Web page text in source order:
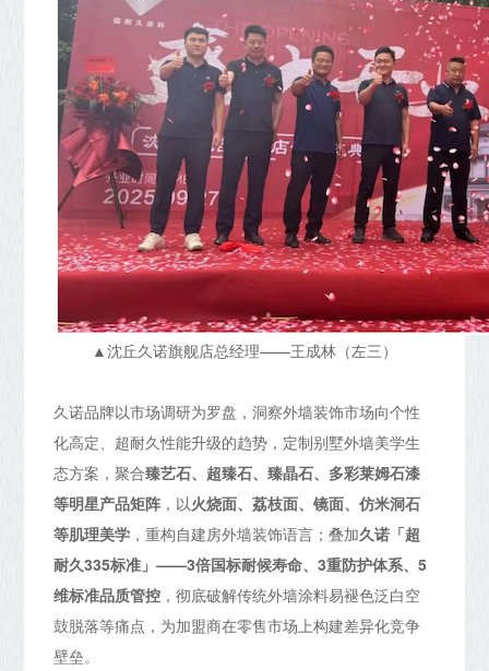
▲沈丘久诺旗舰店总经理——王成林（左三）
久诺品牌以市场调研为罗盘，洞察外墙装饰市场向个性
化高定、超耐久性能升级的趋势，定制别墅外墙美学生
态方案，聚合臻艺石、超臻石、臻晶石、多彩莱姆石漆
等明星产品矩阵 ，以火烧面、荔枝面、镜面、仿米洞石
等肌理美学 ，重构自建房外墙装饰语言；叠加久诺「超
耐久335标准」——3倍国标耐候寿命、3重防护体系、5
维标准品质管控 ，彻底破解传统外墙涂料易褪色泛白空
鼓脱落等痛点，为加盟商在零售市场上构建差异化竞争
壁垒。